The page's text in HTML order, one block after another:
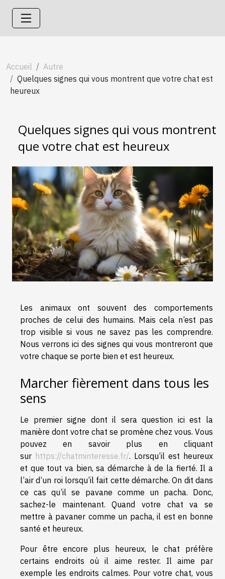
Accueil
Autre
Quelques signes qui vous montrent que votre chat est
heureux
Quelques signes qui vous montrent
que votre chat est heureux
Les animaux ont souvent des comportements
proches de celui des humains. Mais cela n’est pas
trop visible si vous ne savez pas les comprendre.
Nous verrons ici des signes qui vous montreront que
votre chaque se porte bien et est heureux.
Marcher fièrement dans tous les
sens
Le premier signe dont il sera question ici est la
manière dont votre chat se promène chez vous. Vous
pouvez en savoir plus en cliquant
sur https://chatminteresse.fr/. Lorsqu’il est heureux
et que tout va bien, sa démarche à de la fierté. Il a
l’air d’un roi lorsqu’il fait cette démarche. On dit dans
ce cas qu’il se pavane comme un pacha. Donc,
sachez-le maintenant. Quand votre chat va se
mettre à pavaner comme un pacha, il est en bonne
santé et heureux.
Pour être encore plus heureux, le chat préfère
certains endroits où il aime rester. Il aime par
exemple les endroits calmes. Pour votre chat, vous